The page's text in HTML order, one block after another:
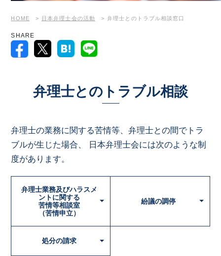
HOME > 日本弁理士会の活動 > 弁理士とのトラブル相談窓口
SHARE
弁理士との トラブル相談
弁理士の業務に関する苦情等、弁理士との間でトラ
ブルが生じた場合、
日本弁理士会には次のような制
度があります。
弁理士業務及びハラスメ
ントに関する
苦情等相談室
（苦情申立）
紛議の調停
処分の請求